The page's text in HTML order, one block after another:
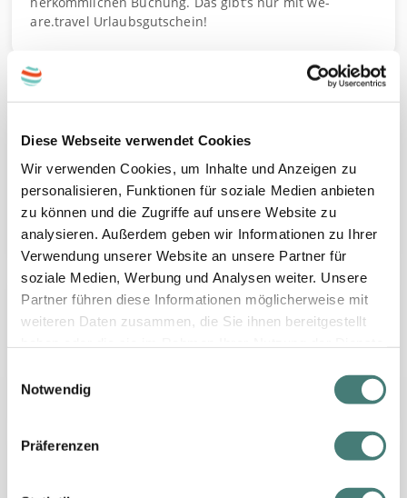
Diese Webseite verwendet Cookies
Wir verwenden Cookies, um Inhalte und Anzeigen zu
personalisieren, Funktionen für soziale Medien anbieten
zu können und die Zugriffe auf unsere Website zu
analysieren. Außerdem geben wir Informationen zu Ihrer
Verwendung unserer Website an unsere Partner für
soziale Medien, Werbung und Analysen weiter. Unsere
Partner führen diese Informationen möglicherweise mit
weiteren Daten zusammen, die Sie ihnen bereitgestellt
Notwendig
Präferenzen
are.travel Urlaubsgutschein!
easyFlex
Finkensteiner Hof
Abenteuer & Entspannung am Faaker
See
pro Person ab€ 114,-
bis zu
-29%
Hotel Palais26
Auszeit in bester Lage in der Villacher
Altstadt
€ 84,-
Frühstück | 2 - 7 Nächte
bis zu
-44%
bis zu
-28%